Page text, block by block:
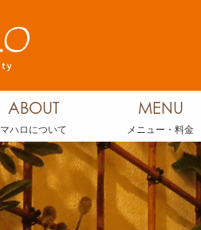
ABOUT
マハロについて
MENU
メニュー・料金